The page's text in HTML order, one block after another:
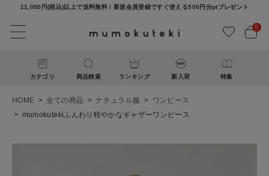
11,000円(税込)以上で送料無料 / 新規会員登録ですぐ使える500円分ptプレゼント
0
カテゴリ 商品検索 ランキング 新入荷 特集
HOME 全ての商品 ナチュラル服
ワンピース
mumokutekiふんわり軽やかなギャザーワンピース